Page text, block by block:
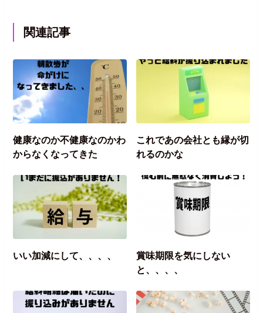
関連記事
健康なのか不健康なのかわ
からなくなってきた
これであの会社とも縁が切
れるのかな
いい加減にして、、、、
賞味期限を気にしない
と、、、、